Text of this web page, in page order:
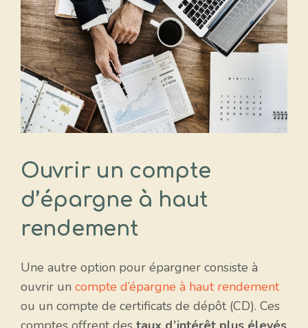
Ouvrir un compte
d’épargne à haut
rendement
Une autre option pour épargner consiste à
ouvrir un compte d’épargne à haut rendement
ou un compte de certificats de dépôt (CD). Ces